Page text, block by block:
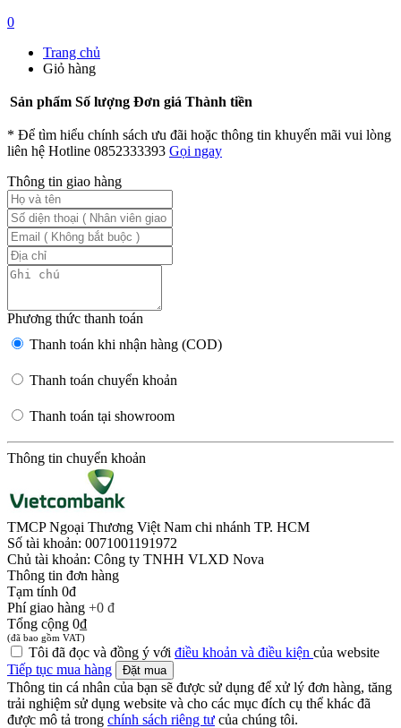
0
Trang chủ
Giỏ hàng
Sản phẩm Số lượng Đơn giá Thành tiền
* Để tìm hiểu chính sách ưu đãi hoặc thông tin khuyến mãi vui lòng
liên hệ Hotline 0852333393 Gọi ngay
Thông tin giao hàng
Phương thức thanh toán
Thanh toán khi nhận hàng (COD)
Thanh toán chuyển khoản
Thanh toán tại showroom
Thông tin chuyển khoản
TMCP Ngoại Thương Việt Nam chi nhánh TP. HCM
Số tài khoản: 0071001191972
Chủ tài khoản: Công ty TNHH VLXD Nova
Thông tin đơn hàng
Tạm tính 0đ
Phí giao hàng +0 đ
Tổng cộng 0₫
(đã bao gồm VAT)
Tôi đã đọc và đồng ý với điều khoản và điều kiện của website
Tiếp tục mua hàng
Thông tin cá nhân của bạn sẽ được sử dụng để xử lý đơn hàng, tăng
trải nghiệm sử dụng website và cho các mục đích cụ thể khác đã
được mô tả trong chính sách riêng tư của chúng tôi.